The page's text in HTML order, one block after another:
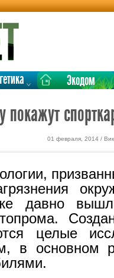
Экодом
01 февраля, 2014 /
давно
целые
в основном